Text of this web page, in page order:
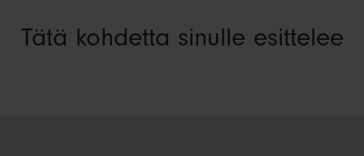
Tätä kohdetta sinulle esittelee